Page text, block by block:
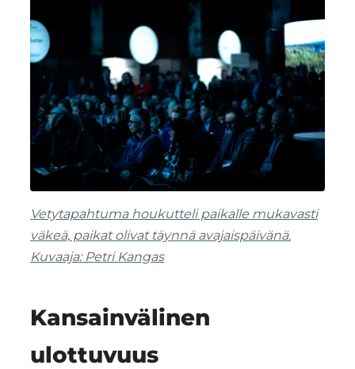
Vetytapahtuma houkutteli paikalle mukavasti
väkeä, paikat olivat täynnä avajaispäivänä.
Kuvaaja: Petri Kangas
Kansainvälinen
ulottuvuus